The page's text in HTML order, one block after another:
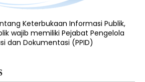
Keterbukaan Informasi Publik,
wajib memiliki Pejabat Pengelola
dan Dokumentasi (PPID)